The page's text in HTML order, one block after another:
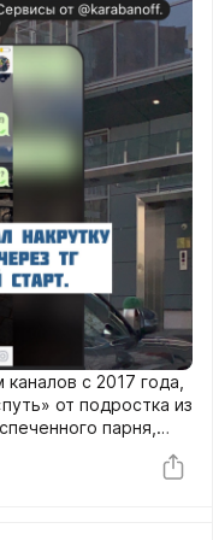
с 2017 года,
от подростка из
парня,